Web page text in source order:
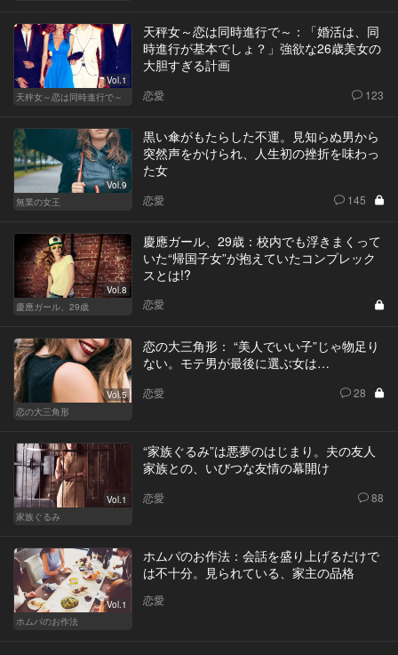
Vol.1
天秤女～恋は同時進行で～
天秤女～恋は同時進行で～：「婚活は、同
時進行が基本でしょ？」強欲な26歳美女の
大胆すぎる計画
恋愛 123
Vol.9
無業の女王
黒い傘がもたらした不運。見知らぬ男から
突然声をかけられ、人生初の挫折を味わっ
た女
恋愛 145
Vol.8
慶應ガール、29歳
慶應ガール、29歳：校内でも浮きまくって
いた“帰国子女”が抱えていたコンプレック
スとは!?
恋愛
Vol.5
恋の大三角形
恋の大三角形： “美人でいい子”じゃ物足り
ない。モテ男が最後に選ぶ女は…
恋愛 28
Vol.1
家族ぐるみ
“家族ぐるみ”は悪夢のはじまり。夫の友人
家族との、いびつな友情の幕開け
恋愛 88
Vol.1
ホムパのお作法
ホムパのお作法：会話を盛り上げるだけで
は不十分。見られている、家主の品格
恋愛